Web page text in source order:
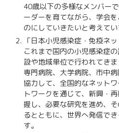
40歳以下の多様なメンバー
ーダーを育てながら、学会
のにしていきたいと考えてい
「日本小児感染症・免疫ネ
これまで国内の小児感染症
設や地域単位で行われてき
専門病院、大学病院、市中
協力して、全国的なネット
トワークを通じて、新興・
握し、必要な研究を進め、
るとともに、世界へ発信で
す。